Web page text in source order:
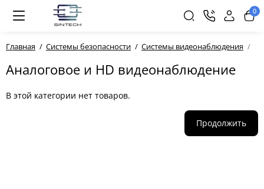
0
Главная Системы безопасности Системы видеонаблюдения
Аналоговое и HD видеонаблюдение
В этой категории нет товаров.
Продолжить